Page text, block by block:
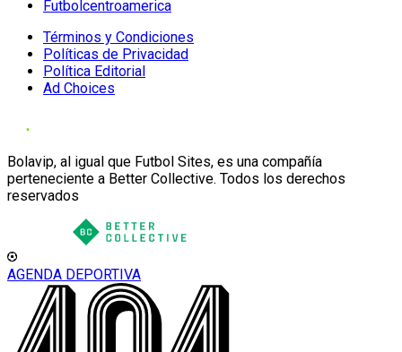
Futbolcentroamerica
Términos y Condiciones
Políticas de Privacidad
Política Editorial
Ad Choices
Bolavip, al igual que Futbol Sites, es una compañía
perteneciente a Better Collective. Todos los derechos
reservados
AGENDA DEPORTIVA